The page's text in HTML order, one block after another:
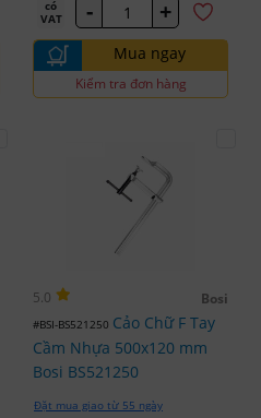
có
VAT
- +
Mua ngay
Kiểm tra đơn hàng
5.0 Bosi
#BSI-BS521250 Cảo Chữ F Tay
Cầm Nhựa 500x120 mm
Bosi BS521250
Đặt mua giao từ 55 ngày